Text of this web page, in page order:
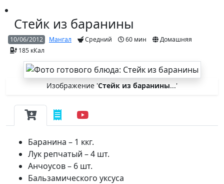
Стейк из баранины
10/06/2012 Мангал Средний 60 мин
Домашняя
185 кКал
Изображение 'Стейк из баранины...'
Баранина – 1 ккг.
Лук репчатый – 4 шт.
Анчоусов – 6 шт.
Бальзамического уксуса